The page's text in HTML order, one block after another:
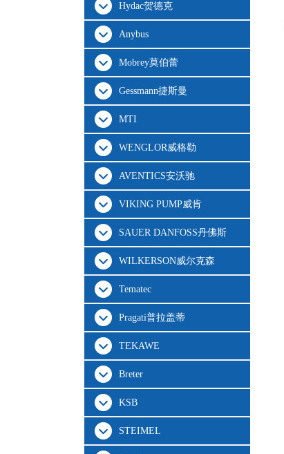
Hydac贺德克
Anybus
Mobrey莫伯蕾
Gessmann捷斯曼
MTI
WENGLOR威格勒
AVENTICS安沃驰
VIKING PUMP威肯
SAUER DANFOSS丹佛斯
WILKERSON威尔克森
Tematec
Pragati普拉盖蒂
TEKAWE
Breter
KSB
STEIMEL